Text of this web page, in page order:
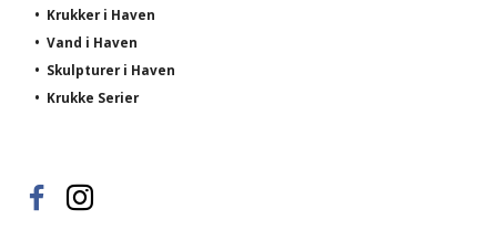
• Krukker i Haven
• Vand i Haven
• Skulpturer i Haven
• Krukke Serier